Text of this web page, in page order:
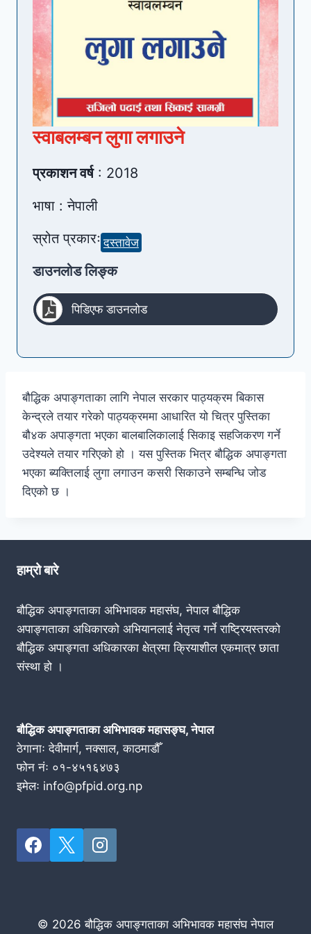
स्वाबलम्बन लुगा लगाउने
प्रकाशन वर्ष: 2018
भाषा : नेपाली
स्रोत प्रकारः दस्तावेज
डाउनलोड लिङ्क
पिडिएफ डाउनलोड
बौद्धिक अपाङ्गताका लागि नेपाल सरकार पाठ्यक्रम बिकास
केन्द्रले तयार गरेको पाठ्यक्रममा आधारित यो चित्र पुस्तिका
बौ४क अपाङ्गता भएका बालबालिकालाई सिकाइ सहजिकरण गर्ने
उदेश्यले तयार गरिएको हो । यस पुस्तिक भित्र बौद्धिक अपाङ्गता
भएका ब्यक्तिलाई लुगा लगाउन कसरी सिकाउने सम्बन्धि जोड
दिएको छ ।
हाम्रो बारे
बौद्धिक अपाङ्गताका अभिभावक महासंघ, नेपाल बौद्धिक
अपाङ्गताका अधिकारको अभियानलाई नेतृत्व गर्ने राष्ट्रियस्तरको
बौद्धिक अपाङ्गता अधिकारका क्षेत्रमा क्रियाशील एकमात्र छाता
संस्था हो ।
बौद्धिक अपाङ्गताका अभिभावक महासङ्घ, नेपाल
ठेगानाः देवीमार्ग, नक्साल, काठमाडौँ
फोन नंः ०१-४५१६४७३
इमेलः info@pfpid.org.np
© 2026 बौद्धिक अपाङ्गताका अभिभावक महासंघ नेपाल